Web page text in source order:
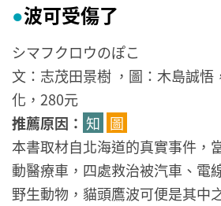
●波可受傷了
シマフクロウのぽこ
文：志茂田景樹 ，圖：木島誠
化，280元
推薦原因： 知 圖
本書取材自北海道的真實事件，
動醫療車，四處救治被汽車、電
野生動物，貓頭鷹波可便是其中